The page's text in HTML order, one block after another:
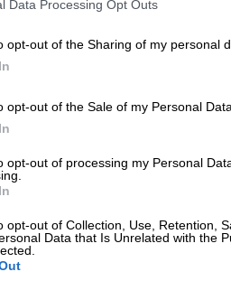
Data Processing Opt Outs
opt-out of the Sharing of my personal
opt-out of the Sale of my Personal Data.
opt-out of processing my Personal
opt-out of Collection, Use, Retention,
Data that Is Unrelated with the
χωρίς να λάβουν
ημέρα, δεν έχει
για την πτώση του